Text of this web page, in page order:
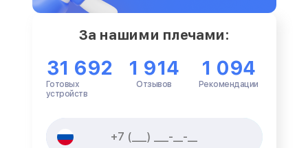
За нашими плечами:
31 692
Готовых
устройств
1 914
Отзывов
1 094
Рекомендации